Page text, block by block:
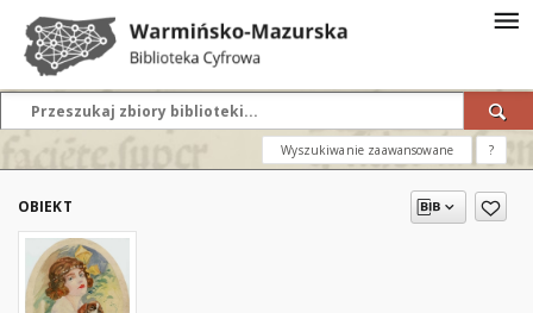
Wyszukiwanie zaawansowane ?
OBIEKT